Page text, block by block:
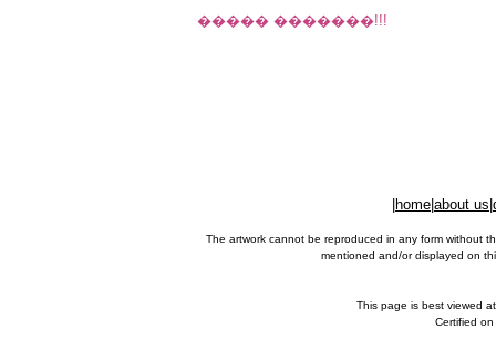
����� �������!!!
home about us
The artwork cannot be reproduced in any form without
mentioned and/or displayed on
This page is best viewed
Certified on